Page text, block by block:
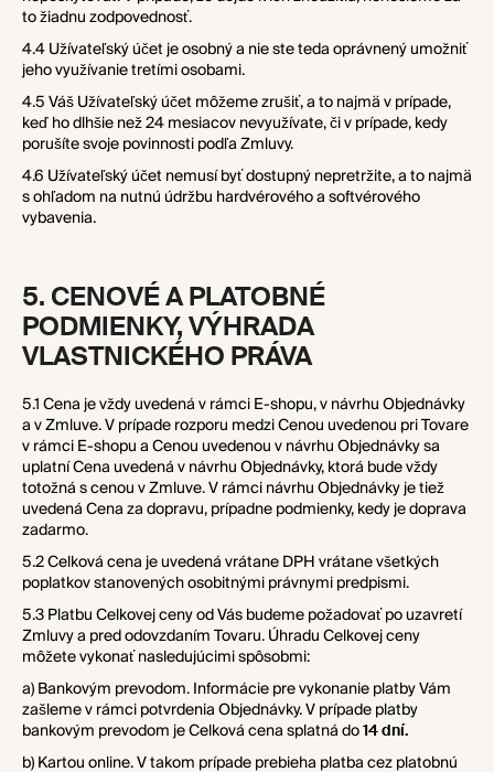
to žiadnu zodpovednosť.
4.4 Užívateľský účet je osobný a nie ste teda oprávnený umožniť
jeho využívanie tretími osobami.
4.5 Váš Užívateľský účet môžeme zrušiť, a to najmä v prípade,
keď ho dlhšie než 24 mesiacov nevyužívate, či v prípade, kedy
porušíte svoje povinnosti podľa Zmluvy.
4.6 Užívateľský účet nemusí byť dostupný nepretržite, a to najmä
s ohľadom na nutnú údržbu hardvérového a softvérového
vybavenia.
5. CENOVÉ A PLATOBNÉ
PODMIENKY, VÝHRADA
VLASTNICKÉHO PRÁVA
5.1 Cena je vždy uvedená v rámci E-shopu, v návrhu Objednávky
a v Zmluve. V prípade rozporu medzi Cenou uvedenou pri Tovare
v rámci E-shopu a Cenou uvedenou v návrhu Objednávky sa
uplatní Cena uvedená v návrhu Objednávky, ktorá bude vždy
totožná s cenou v Zmluve. V rámci návrhu Objednávky je tiež
uvedená Cena za dopravu, prípadne podmienky, kedy je doprava
zadarmo.
5.2 Celková cena je uvedená vrátane DPH vrátane všetkých
poplatkov stanovených osobitnými právnymi predpismi.
5.3 Platbu Celkovej ceny od Vás budeme požadovať po uzavretí
Zmluvy a pred odovzdaním Tovaru. Úhradu Celkovej ceny
môžete vykonať nasledujúcimi spôsobmi:
a) Bankovým prevodom. Informácie pre vykonanie platby Vám
zašleme v rámci potvrdenia Objednávky. V prípade platby
bankovým prevodom je Celková cena splatná do 14 dní.
b) Kartou online. V takom prípade prebieha platba cez platobnú